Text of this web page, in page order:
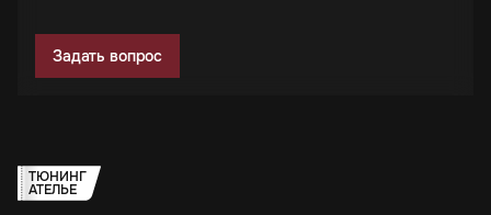
Задать вопрос
ТЮНИНГ
АТЕЛЬЕ